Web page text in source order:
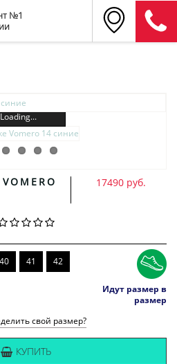
№1
Loading...
17490 руб.
40 41 42
Идут размер в
размер
свой размер?
КУПИТЬ